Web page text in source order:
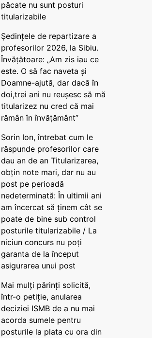
păcate nu sunt posturi
titularizabile
Ședințele de repartizare a
profesorilor 2026, la Sibiu.
Învățătoare: „Am zis iau ce
este. O să fac naveta și
Doamne-ajută, dar dacă în
doi,trei ani nu reușesc să mă
titularizez nu cred că mai
rămân în învățământ”
Sorin Ion, întrebat cum le
răspunde profesorilor care
dau an de an Titularizarea,
obțin note mari, dar nu au
post pe perioadă
nedeterminată: În ultimii ani
am încercat să ținem cât se
poate de bine sub control
posturile titularizabile / La
niciun concurs nu poți
garanta de la început
asigurarea unui post
Mai mulți părinți solicită,
într-o petiție, anularea
deciziei ISMB de a nu mai
acorda sumele pentru
posturile la plata cu ora din